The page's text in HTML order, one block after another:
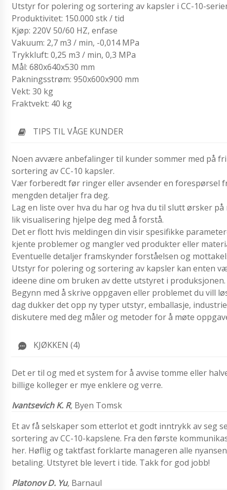
Utstyr for polering og sortering av kapsler i CC-10-
Produktivitet: 150.000 stk / tid
Kjøp: 220V 50/60 HZ, enfase
Vakuum: 2,7 m3 / min, -0,014 MPa
Trykkluft: 0,25 m3 / min, 0,3 MPa
Mål: 680x640x530 mm
Pakningsstrøm: 950x600x900 mm
Vekt: 30 kg
Fraktvekt: 40 kg
TIPS TIL VÅGE KUNDER
Noen avvære anbefalinger til kunder sommer med på
sortering av CC-10 kapsler.
Vær forberedt før ringer eller avsender en forespørsel
mengden detaljer fra deg.
Lag en liste over hva du har og hva du til slutt ørsker
lik visualisering hjelpe deg med å forstå.
Det er flott hvis meldingen din visir spesifikke
kjente problemer og mangler ved produkter eller
Eventuelle detaljer framskynder forståelsen og
Utstyr for polering og sortering av kapsler kan enten
ideene dine om bruken av dette utstyret i produksjonen.
Begynn med å skrive oppgaven eller problemet du vill
dag dukker det opp ny typer utstyr, emballasje,
diskutere med deg måler og metoder for å møte
KJØKKEN (4)
Det er til og med et system for å avvise tomme eller
billige kolleger er mye enklere og verre.
Ivantsevich K. R, Byen Tomsk
Et av få selskaper som etterlot et godt inntrykk av seg
sortering av CC-10-kapslene. Fra den første
her. Høflig og taktfast forklarte manageren alle
betaling. Utstyret ble levert i tide. Takk for god jobb!
Platonov D. Yu, Barnaul